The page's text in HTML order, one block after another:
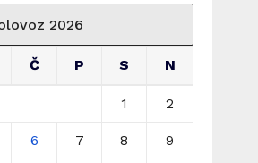
2026
Č P S N
1 2
6 7 8 9